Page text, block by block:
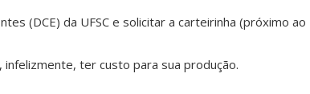
(DCE) da UFSC e solicitar a carteirinha (próximo ao
ter custo para sua produção.